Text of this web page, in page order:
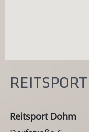
Reitsport Dohm